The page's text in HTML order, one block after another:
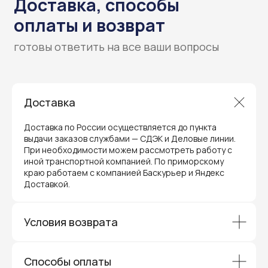
Доставка
Доставка по России осуществляется до пункта
выдачи заказов службами — СДЭК и Деловые линии.
При необходимости можем рассмотреть работу с
иной транспортной компанией. По приморскому
краю работаем с компанией Баскурьер и Яндекс
Доставкой.
Условия возврата
Способы оплаты
Гарантия и поддержка
Мы предлагаем полный послепродажный
сервис для торгового оборудования,
видеонаблюдения и онлайн-касс. Все
устройства, купленные у нас, покрываются
гарантией производителя и обслуживаются
через официальные сервисные центры
и ждать длительное время — мы обеспечиваем
быструю и эффективную коммуникацию с АСЦ,